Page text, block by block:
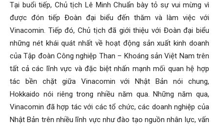
Tại buổi tiếp, Chủ tịch Lê Minh Chuẩn bày tỏ sự vui mừng vì
được đón tiếp Đoàn đại biểu đến thăm và làm việc với
Vinacomin. Tiếp đó, Chủ tịch đã giới thiệu với Đoàn đại biểu
những nét khái quát nhất về hoạt động sản xuất kinh doanh
của Tập đoàn Công nghiệp Than – Khoáng sản Việt Nam trên
tất cả các lĩnh vực và đặc biệt nhấn mạnh mối quan hệ hợp
tác bền chặt giữa Vinacomin với Nhật Bản nói chung,
Hokkaido nói riêng trong nhiều năm qua. Những năm qua,
Vinacomin đã hợp tác với các tổ chức, các doanh nghiệp của
Nhật Bản trên nhiều lĩnh vực như đào tạo nguồn nhân lực, vấn